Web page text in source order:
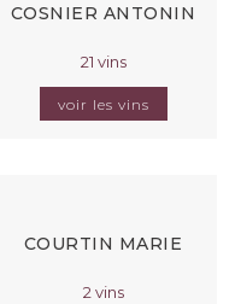
COSNIER ANTONIN
21 vins
voir les vins
COURTIN MARIE
2 vins